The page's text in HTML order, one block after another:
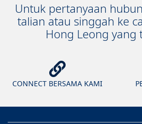
Untuk pertanyaan
talian atau singgah ke
Hong Leong yang
CONNECT BERSAMA KAMI